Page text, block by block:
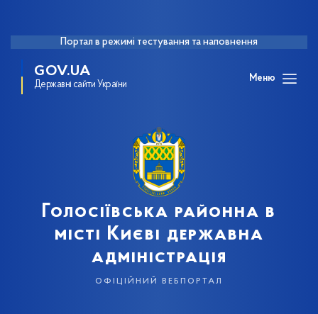
Портал в режимі тестування та наповнення
GOV.UA
Державні сайти України
Меню
Голосіївська районна в
місті Києві державна
адміністрація
офіційний вебпортал